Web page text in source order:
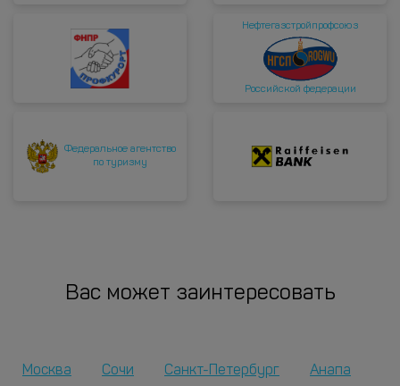
Нефтегазстройпрофсоюз
Российской федерации
Федеральное агентство
по туризму
Вас может заинтересовать
Москва Сочи Санкт-Петербург
Анапа